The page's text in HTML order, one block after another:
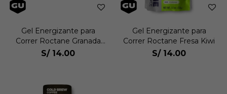
Gel Energizante para
Correr Roctane Granada
De Arandano
S/ 14.00
Gel Energizante para
Correr Roctane Fresa Kiwi
S/ 14.00